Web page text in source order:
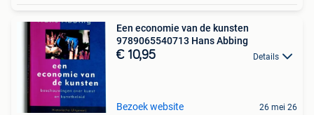
Een economie van de kunsten
9789065540713 Hans Abbing
€ 10,95 Details
Bezoek website 26 mei 26